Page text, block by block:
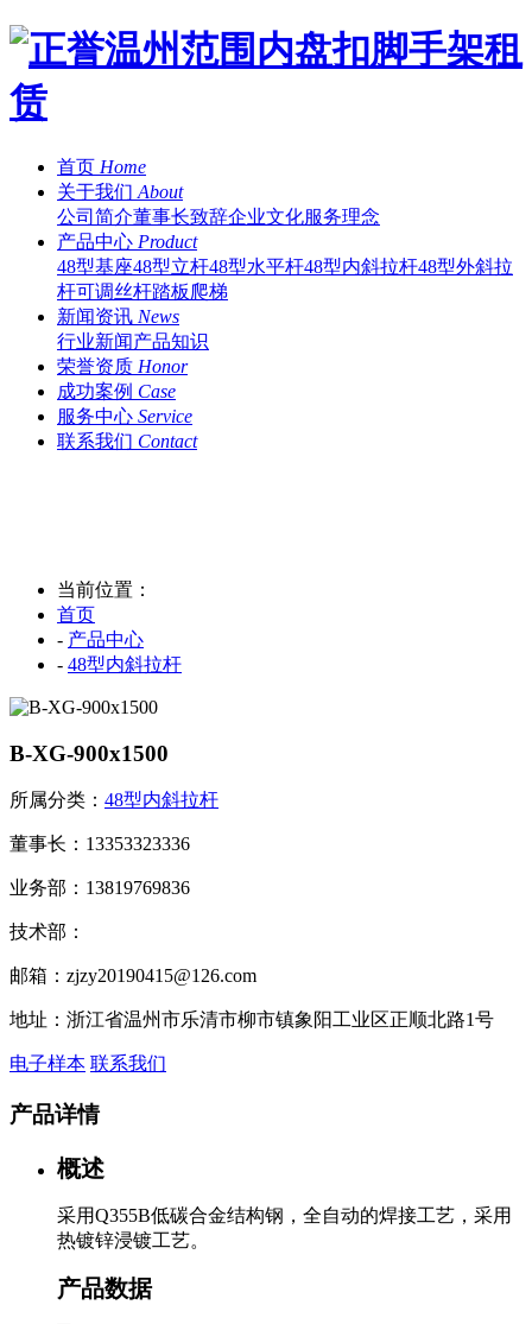
首页 Home
关于我们 About
公司简介董事长致辞企业文化服务理念
产品中心 Product
48型基座48型立杆48型水平杆48型内斜拉杆48型外斜拉
杆可调丝杆踏板爬梯
新闻资讯 News
行业新闻产品知识
荣誉资质 Honor
成功案例 Case
服务中心 Service
联系我们 Contact
当前位置：
首页
- 产品中心
- 48型内斜拉杆
B-XG-900x1500
所属分类： 48型内斜拉杆
董事长：13353323336
业务部：13819769836
技术部：
邮箱：zjzy20190415@126.com
地址：浙江省温州市乐清市柳市镇象阳工业区正顺北路1号
电子样本 联系我们
产品详情
概述
采用Q355B低碳合金结构钢，全自动的焊接工艺，采用
热镀锌浸镀工艺。
产品数据